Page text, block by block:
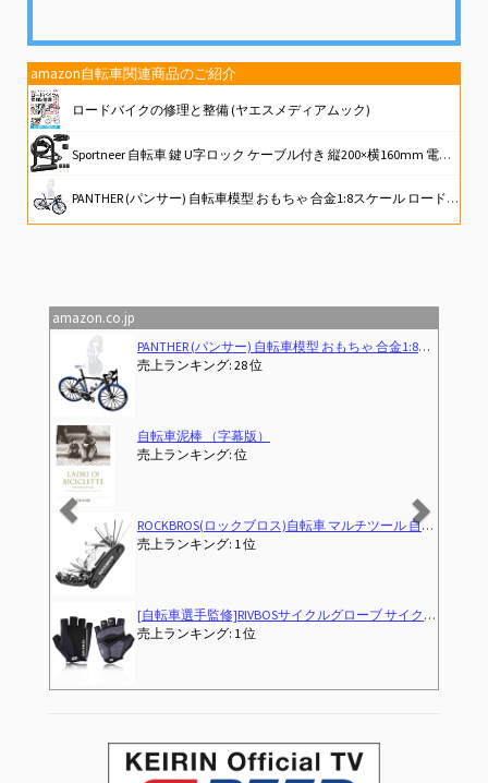
amazon自転車関連商品のご紹介
ロードバイクの修理と整備 (ヤエスメディアムック)
Sportneer 自転車 鍵 U字ロック ケーブル付き 縦200×横160mm 電動自動車バッテリーロック 電動アシスト自転車 ママチャリ ロードバイク 駐輪場 通勤用 地球ロック 頑丈 盗難防止 鍵3本付き
PANTHER (パンサー) 自転車模型 おもちゃ 合金1:8スケール ロードバイク MTBマウンテンバイク 卓上置物 大きいサイズ (Road bike)
amazon.co.jp
み式携帯工具 ロードバイク MTB クロスバイク
耗性 伸縮性 通気性 男女兼用 夏用 CHG001
走れ自転車（字幕版）
売上ランキング: 位
ロードバイク 自転車 シマノ14段変速 700*32cタイヤ ドロップハンドル 補助ブレーキ搭載 前後キャリパーブレーキ 超軽量高炭素鋼フレーム (ホワイト)
売上ランキング: 5 位
【軽量】ロードバイク シマノ製 21段階変速 自転車 700C 700×28c XR-009 シマノ ディスクブレーキ 通勤 通学 【日本企業】 (ブラック)
売上ランキング: 8 位
[CRSHIP] ロードバイク 自転車 キーホルダー 鍵 自転車の鍵 おしゃれ メンズ レディース 可愛い じてんしゃ [並行輸入品]
売上ランキング: 2,904 位
Previous Next